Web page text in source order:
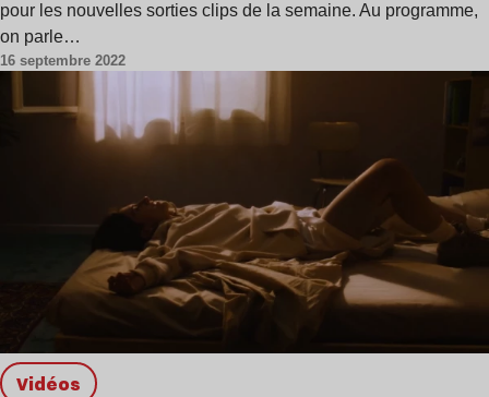
pour les nouvelles sorties clips de la semaine. Au programme,
on parle…
16 septembre 2022
Vidéos